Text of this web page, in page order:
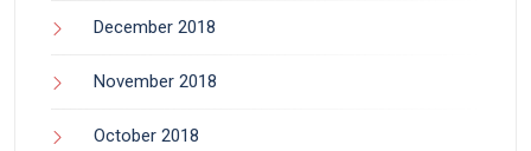
December 2018
November 2018
October 2018